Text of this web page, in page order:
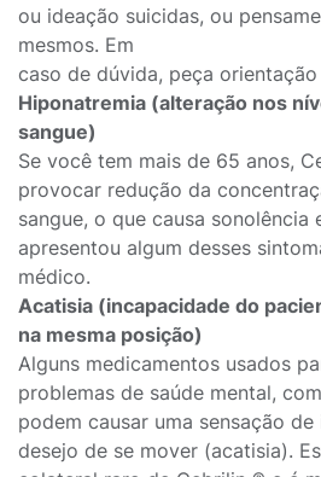
ou ideação suicidas, ou
mesmos. Em
caso de dúvida, peça
Hiponatremia (alteração nos
sangue)
Se você tem mais de 65 anos,
provocar redução da
sangue, o que causa sonolência
apresentou algum desses
médico.
Acatisia (incapacidade do
na mesma posição)
Alguns medicamentos usados
problemas de saúde mental,
podem causar uma sensação
desejo de se mover (acatisia).